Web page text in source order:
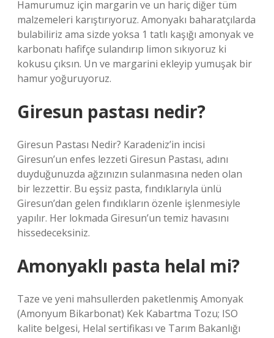
Hamurumuz için margarin ve un hariç diğer tüm
malzemeleri karıştırıyoruz. Amonyakı baharatçılarda
bulabiliriz ama sizde yoksa 1 tatlı kaşığı amonyak ve
karbonatı hafifçe sulandırıp limon sıkıyoruz ki
kokusu çıksın. Un ve margarini ekleyip yumuşak bir
hamur yoğuruyoruz.
Giresun pastası nedir?
Giresun Pastası Nedir? Karadeniz’in incisi
Giresun’un enfes lezzeti Giresun Pastası, adını
duyduğunuzda ağzınızın sulanmasına neden olan
bir lezzettir. Bu eşsiz pasta, fındıklarıyla ünlü
Giresun’dan gelen fındıkların özenle işlenmesiyle
yapılır. Her lokmada Giresun’un temiz havasını
hissedeceksiniz.
Amonyaklı pasta helal mi?
Taze ve yeni mahsullerden paketlenmiş Amonyak
(Amonyum Bikarbonat) Kek Kabartma Tozu; ISO
kalite belgesi, Helal sertifikası ve Tarım Bakanlığı